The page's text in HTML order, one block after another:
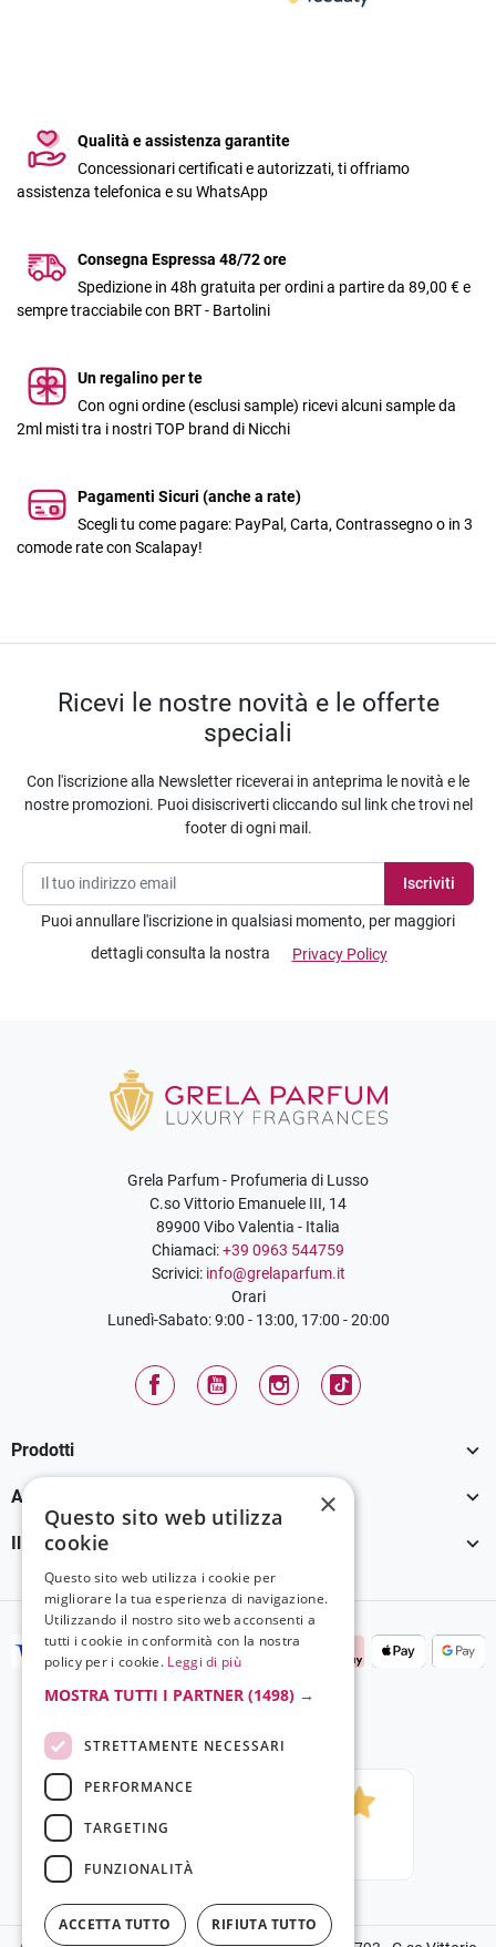
Qualità e assistenza garantite
Concessionari certificati e autorizzati, ti offriamo
assistenza telefonica e su WhatsApp
Consegna Espressa 48/72 ore
Spedizione in 48h gratuita per ordini a partire da 89,00 € e
sempre tracciabile con BRT - Bartolini
Un regalino per te
Con ogni ordine (esclusi sample) ricevi alcuni sample da
2ml misti tra i nostri TOP brand di Nicchi
Pagamenti Sicuri (anche a rate)
Scegli tu come pagare: PayPal, Carta, Contrassegno o in 3
comode rate con Scalapay!
Ricevi le nostre novità e le offerte
speciali
Con l'iscrizione alla Newsletter riceverai in anteprima le novità e le
nostre promozioni. Puoi disiscriverti cliccando sul link che trovi nel
footer di ogni mail.
Puoi annullare l'iscrizione in qualsiasi momento, per maggiori
dettagli consulta la nostra
Privacy Policy
Grela Parfum - Profumeria di Lusso
C.so Vittorio Emanuele III, 14
89900 Vibo Valentia - Italia
Chiamaci:+39 0963 544759
Scrivici: info@grelaparfum.it
Orari
Lunedì-Sabato: 9:00 - 13:00, 17:00 - 20:00
FacebookYouTube InstagramTikTok
Prodotti 
Assistenza Clienti 
Il tuo account 
×
Questo sito web utilizza
cookie
Questo sito web utilizza i cookie per
migliorare la tua esperienza di navigazione.
Utilizzando il nostro sito web acconsenti a
tutti i cookie in conformità con la nostra
policy per i cookie. Leggi di più
MOSTRA TUTTI I PARTNER (1498) →
STRETTAMENTE NECESSARI
PERFORMANCE
TARGETING
FUNZIONALITÀ
ACCETTA TUTTO RIFIUTA TUTTO